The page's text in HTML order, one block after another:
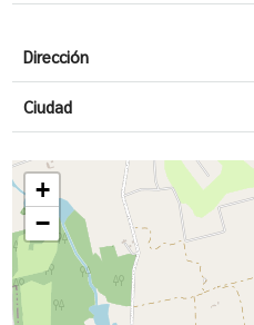
Dirección
Ciudad
+
−